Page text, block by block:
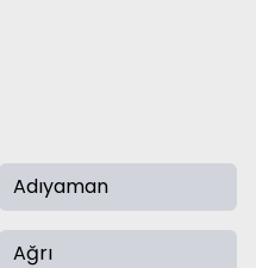
Adıyaman
Ağrı